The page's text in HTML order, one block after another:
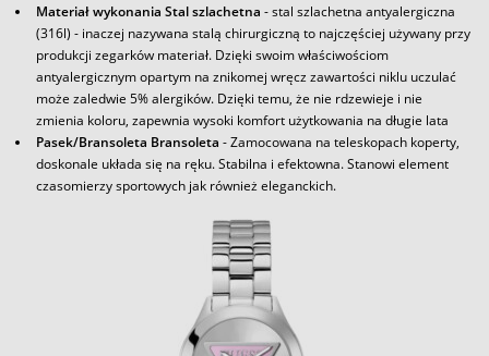
Materiał wykonania Stal szlachetna - stal szlachetna antyalergiczna
(316l) - inaczej nazywana stalą chirurgiczną to najczęściej używany przy
produkcji zegarków materiał. Dzięki swoim właściwościom
antyalergicznym opartym na znikomej wręcz zawartości niklu uczulać
może zaledwie 5% alergików. Dzięki temu, że nie rdzewieje i nie
zmienia koloru, zapewnia wysoki komfort użytkowania na długie lata
Pasek/Bransoleta Bransoleta - Zamocowana na teleskopach koperty,
doskonale układa się na ręku. Stabilna i efektowna. Stanowi element
czasomierzy sportowych jak również eleganckich.